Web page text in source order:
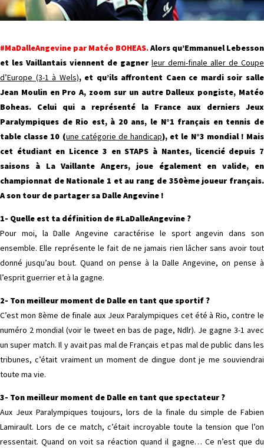
#MaDalleAngevine par Matéo BOHEAS.Alors qu’Emmanuel Lebesson
et les Vaillantais viennent de gagner leur demi-finale aller de Coupe
d’Europe (3-1 à Wels), et qu’ils affrontent Caen ce mardi soir salle
Jean Moulin en Pro A, zoom sur un autre Dalleux pongiste, Matéo
Boheas. Celui qui a représenté la France aux derniers Jeux
Paralympiques de Rio est, à 20 ans, le N°1 français en tennis de
table classe 10 (une catégorie de handicap), et le N°3 mondial ! Mais
cet étudiant en Licence 3 en STAPS à Nantes, licencié depuis 7
saisons à La Vaillante Angers, joue également en valide, en
championnat de Nationale 1 et au rang de 350ème joueur français.
A son tour de partager sa Dalle Angevine !
1- Quelle est ta définition de #LaDalleAngevine ?
Pour moi, la Dalle Angevine caractérise le sport angevin dans son
ensemble. Elle représente le fait de ne jamais rien lâcher sans avoir tout
donné jusqu’au bout. Quand on pense à la Dalle Angevine, on pense à
l’esprit guerrier et à la gagne.
2- Ton meilleur moment de Dalle en tant que sportif ?
C’est mon 8ème de finale aux Jeux Paralympiques cet été à Rio, contre le
numéro 2 mondial (voir le tweet en bas de page, Ndlr). Je gagne 3-1 avec
un super match. Il y avait pas mal de Français et pas mal de public dans les
tribunes, c’était vraiment un moment de dingue dont je me souviendrai
toute ma vie.
3- Ton meilleur moment de Dalle en tant que spectateur ?
Aux Jeux Paralympiques toujours, lors de la finale du simple de Fabien
Lamirault. Lors de ce match, c’était incroyable toute la tension que l’on
ressentait. Quand on voit sa réaction quand il gagne… Ce n’est que du